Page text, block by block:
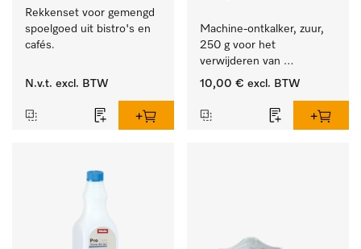
Rekkenset voor gemengd
spoelgoed uit bistro's en
cafés.
N.v.t. excl. BTW
Machine-ontkalker, zuur,
250 g voor het
verwijderen van
hardnekkige kalkaanslag.
10,00 € excl. BTW